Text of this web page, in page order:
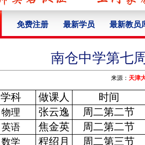
免费注册 最新学员 最新教员
南仓中学第七
来源： 天津
学科 做课人 时间
物理 张云逸 周二第二节
英语 焦金英 周二第二节
数学 程绍月 周二第三节